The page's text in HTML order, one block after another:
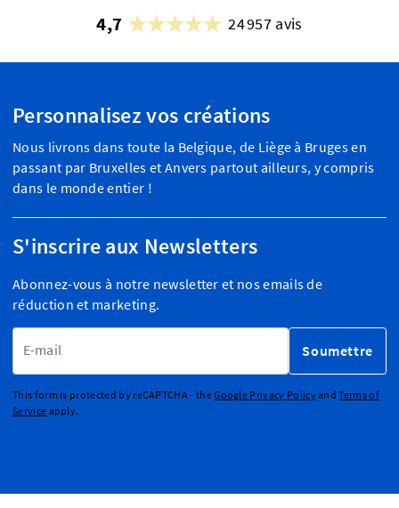
4,7 24 957 avis
Personnalisez vos créations
Nous livrons dans toute la Belgique, de Liège à Bruges en
passant par Bruxelles et Anvers partout ailleurs, y compris
dans le monde entier !
S'inscrire aux Newsletters
Abonnez-vous à notre newsletter et nos emails de
réduction et marketing.
Soumettre
This form is protected by reCAPTCHA - theGoogle Privacy PolicyandTerms of
Service apply.